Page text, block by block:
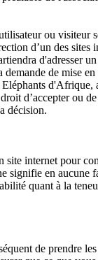
ou visiteur
d’un des sites
d'adresser
demande de mise
Eléphants
d’accepter ou
décision.
site internet pour
signifie en aucune
quant à la
de prendre